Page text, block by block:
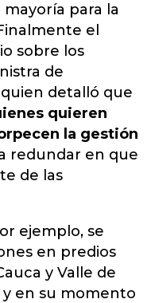
para la
el
sobre los
de
detalló que
quieren
la gestión
redundar en que
de las
ejemplo, se
en predios
y Valle de
y en su momento